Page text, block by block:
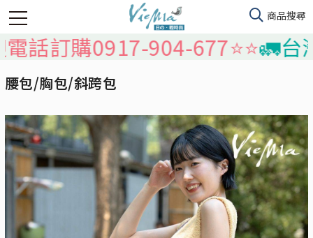
904-677⭐️⭐️🚛台灣本島免
腰包/胸包/斜跨包